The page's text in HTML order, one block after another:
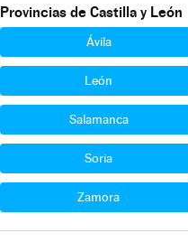
Provincias de Castilla y León
Ávila
León
Salamanca
Soria
Zamora